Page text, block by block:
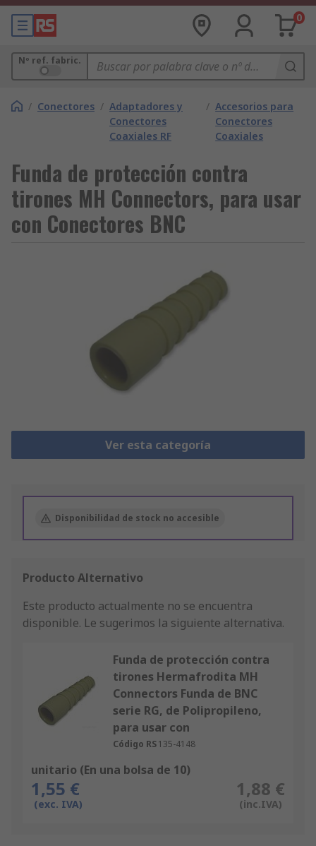
0
Nº ref. fabric.
/ Conectores / Adaptadores y
Conectores
Coaxiales RF
/ Accesorios para
Conectores
Coaxiales
Funda de protección contra
tirones MH Connectors, para usar
con Conectores BNC
Ver esta categoría
Disponibilidad de stock no accesible
Producto Alternativo
Este producto actualmente no se encuentra
disponible. Le sugerimos la siguiente alternativa.
Funda de protección contra
tirones Hermafrodita MH
Connectors Funda de BNC
serie RG, de Polipropileno,
para usar con
Código RS135-4148
unitario (En una bolsa de 10)
1,55 €
(exc. IVA)
1,88 €
(inc.IVA)